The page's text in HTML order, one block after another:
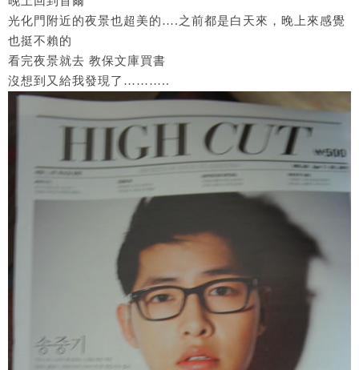
光化門附近的夜景也超美的….之前都是白天來，晚上來感覺
也挺不賴的
看完夜景就去 教保文庫買書
沒想到又給我發現了………..